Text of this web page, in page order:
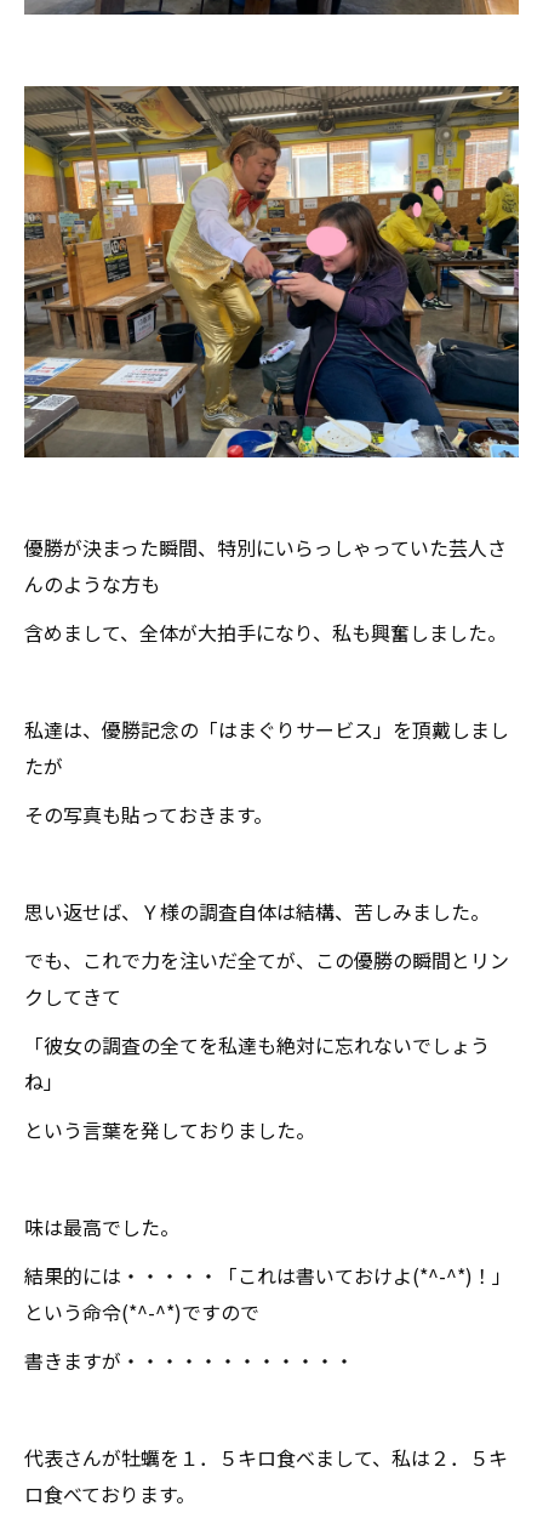
優勝が決まった瞬間、特別にいらっしゃっていた芸人さ
んのような方も
含めまして、全体が大拍手になり、私も興奮しました。
私達は、優勝記念の「はまぐりサービス」を頂戴しまし
たが
その写真も貼っておきます。
思い返せば、Ｙ様の調査自体は結構、苦しみました。
でも、これで力を注いだ全てが、この優勝の瞬間とリン
クしてきて
「彼女の調査の全てを私達も絶対に忘れないでしょう
ね」
という言葉を発しておりました。
味は最高でした。
結果的には・・・・・「これは書いておけよ(*^-^*)！」
という命令(*^-^*)ですので
書きますが・・・・・・・・・・・・
代表さんが牡蠣を１．５キロ食べまして、私は２．５キ
ロ食べております。